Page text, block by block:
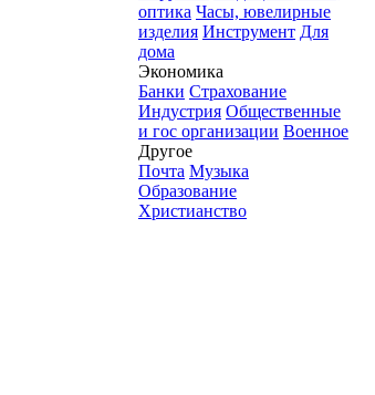
оптика Часы, ювелирные
изделия Инструмент Для
дома
Экономика
Банки Страхование
Индустрия Общественные
и гос организации Военное
Другое
Почта Музыка
Образование
Христианство